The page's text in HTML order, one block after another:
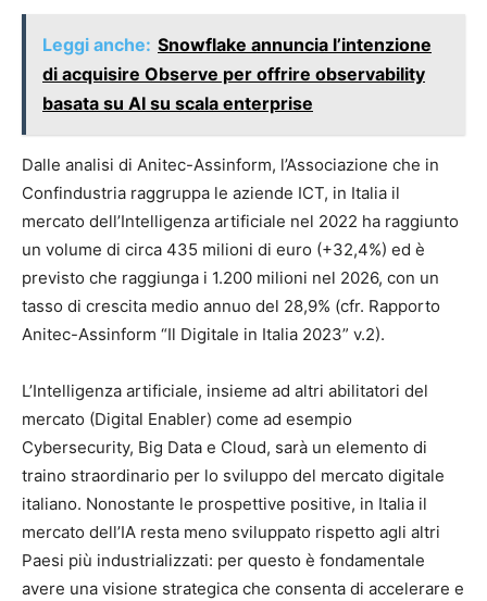
Leggi anche: Snowflake annuncia l’intenzione
di acquisire Observe per offrire observability
basata su AI su scala enterprise
Dalle analisi di Anitec-Assinform, l’Associazione che in
Confindustria raggruppa le aziende ICT, in Italia il
mercato dell’Intelligenza artificiale nel 2022 ha raggiunto
un volume di circa 435 milioni di euro (+32,4%) ed è
previsto che raggiunga i 1.200 milioni nel 2026, con un
tasso di crescita medio annuo del 28,9% (cfr. Rapporto
Anitec-Assinform “Il Digitale in Italia 2023” v.2).
L’Intelligenza artificiale, insieme ad altri abilitatori del
mercato (Digital Enabler) come ad esempio
Cybersecurity, Big Data e Cloud, sarà un elemento di
traino straordinario per lo sviluppo del mercato digitale
italiano. Nonostante le prospettive positive, in Italia il
mercato dell’IA resta meno sviluppato rispetto agli altri
Paesi più industrializzati: per questo è fondamentale
avere una visione strategica che consenta di accelerare e